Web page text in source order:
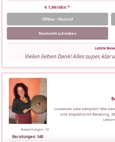
Vielen lieben Dank! Alles super, klar
Offline - Rückruf
€ 1,99/Min *
Nachricht schreiben
Beratungen: 548
Bewertungen: 16
Loslassen oder kämpfen? Wie
und empathische Beratung,